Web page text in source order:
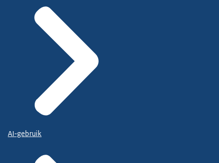
AI-gebruik